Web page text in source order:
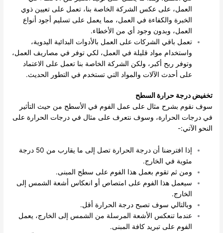
العمل، على عكس الشركة الخاصة بنا، تعمل على تعيين ذوي
الخبرة والكفاءة في العمل، مما يعمل على تسليم أجود أنواع
العمل، وبدون وجود أي من الأخطاء.
تعمل باقي الشركات على العمل بالأدوات البدائية اليدوية،
واستخدام مواد قليلة في العمل، لكي توفر في مصاريف العمل،
وتوفر ربح أكبر، ولكن الشركة الخاصة بنا تعمل على الاعتماد
على أحدث الآلات والمواد التي تستخدم في التطور الحديث.
تخفيض درجة حرارة السطح
سوف نقوم بشرح مثال على عمل الفوم في الأسطح من حيث التأثير
في درجات الحرارة، وسوف نتعرف على مثال في درجات الحرارة على
النحو الآتي:-
إذا افترضنا أن درجة الحرارة تصل إلى ما يقارب من 50 درجة
مئوية في الخارج.
ومن ثم تقوم بعمل هذا الفوم على سطح المبنى.
سيعمل هذا الفوم على امتصاص أو انعكاس أشعة الشمس إلى
الخارج.
وبالتالي سوف تصبح درجة الحرارة أقل.
عندما تنعكس الأشعة المرسلة من الشمس إلى الخارج، يعمل
الفوم على تبريد كافة المبنى.